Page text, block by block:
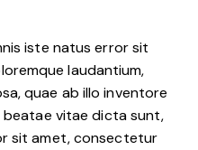
iste natus error sit
laudantium,
quae ab illo inventore
vitae dicta sunt,
sit amet, consectetur